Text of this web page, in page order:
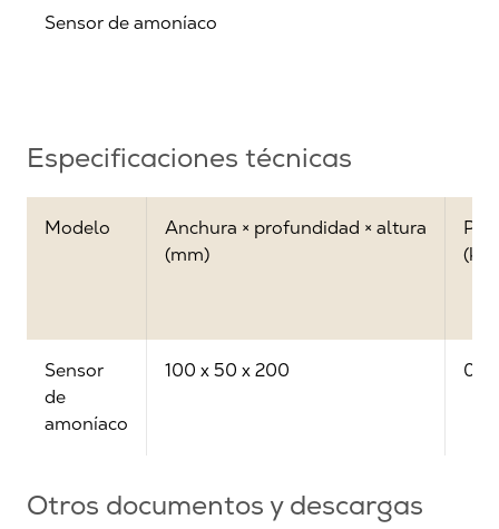
Sensor de amoníaco
Especificaciones técnicas
Modelo
Anchura × profundidad × altura
(mm)
(kg)
Sensor
de
amoníaco
100 x 50 x 200 0.5
Otros documentos y descargas